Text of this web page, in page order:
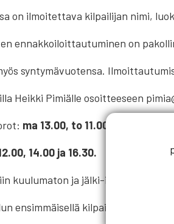
on ilmoitettava kilpailijan nimi,
ennakkoiloittautuminen on
syntymävuotensa.
Heikki Pimiälle osoitteeseen
ma 13.00, to 11.00, 16,30 ja
14.00 ja 16.30.
kuulumaton ja jälki-ilmoitettu
ensimmäisellä